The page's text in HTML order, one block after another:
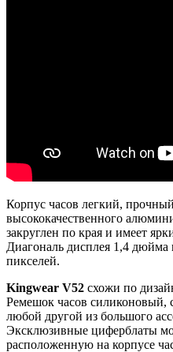
Корпус часов легкий,
высококачественного
закруглен по края и имеет
Диагональ дисплея 1,4
пикселей.
Kingwear V52 схожи по
Ремешок часов силиконовый,
любой другой из большого
Эксклюзивные циферблаты
расположенную на корпусе